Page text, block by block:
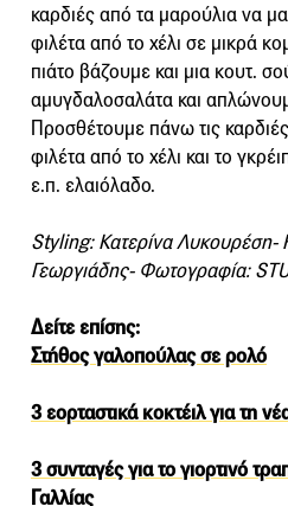
καρδιές από τα μαρούλια να
φιλέτα από το χέλι σε μικρά
πιάτο βάζουμε και μια κουτ.
αμυγδαλοσαλάτα και
Προσθέτουμε πάνω τις
φιλέτα από το χέλι και το
ε.π. ελαιόλαδο.
Styling: Κατερίνα
Γεωργιάδης- Φωτογραφία:
Δείτε επίσης:
Στήθος γαλοπούλας σε ρολό
3 εορταστικά κοκτέιλ για τη
3 συνταγές για το γιορτινό
Γαλλίας